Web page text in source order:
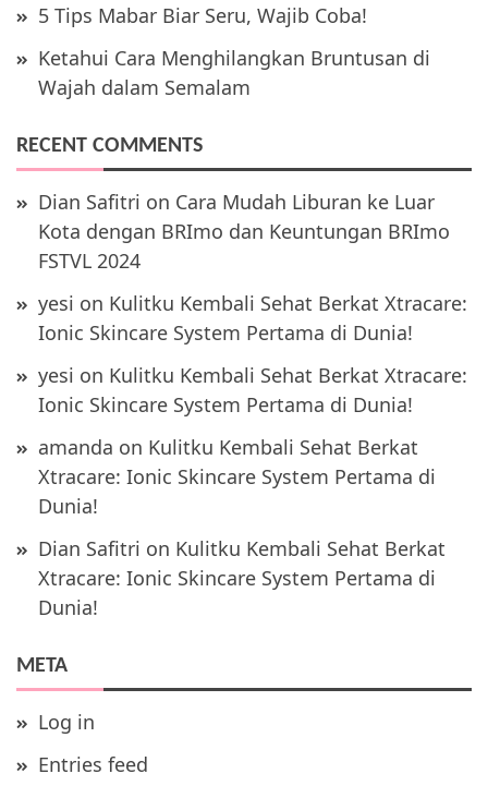
5 Tips Mabar Biar Seru, Wajib Coba!
Ketahui Cara Menghilangkan Bruntusan di
Wajah dalam Semalam
RECENT COMMENTS
Dian Safitri on Cara Mudah Liburan ke Luar
Kota dengan BRImo dan Keuntungan BRImo
FSTVL 2024
yesi on Kulitku Kembali Sehat Berkat Xtracare:
Ionic Skincare System Pertama di Dunia!
yesi on Kulitku Kembali Sehat Berkat Xtracare:
Ionic Skincare System Pertama di Dunia!
amanda on Kulitku Kembali Sehat Berkat
Xtracare: Ionic Skincare System Pertama di
Dunia!
Dian Safitri on Kulitku Kembali Sehat Berkat
Xtracare: Ionic Skincare System Pertama di
Dunia!
META
Log in
Entries feed